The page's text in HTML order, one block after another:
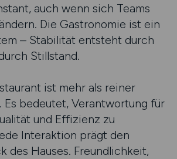
auch wenn sich Teams
Die Gastronomie ist ein
– Stabilität entsteht durch
Stillstand.
ist mehr als reiner
Es bedeutet, Verantwortung für
und Effizienz zu
Interaktion prägt den
des Hauses. Freundlichkeit,